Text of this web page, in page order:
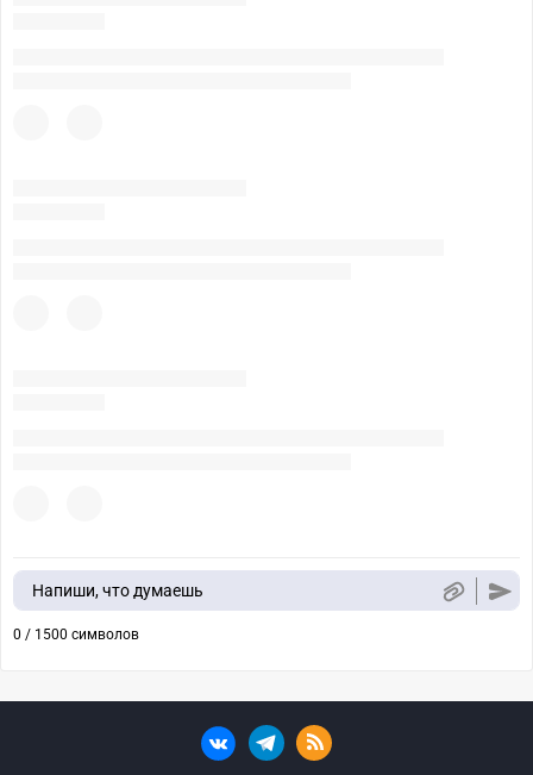
Напиши, что думаешь
0 / 1500 символов